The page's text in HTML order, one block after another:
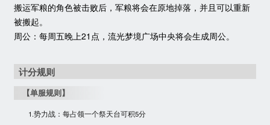
搬运军粮的角色被击败后，军粮将会在原地掉落，并且可以重新
被搬起。
周公：每周五晚上21点，流光梦境广场中央将会生成周公。
计分规则
【单服规则】
1.势力战：每占领一个祭天台可积5分